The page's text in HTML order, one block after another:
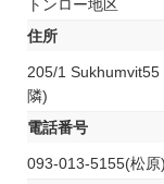
トンロー地区
住所
205/1
隣)
電話番号
093-013-5155(松原)